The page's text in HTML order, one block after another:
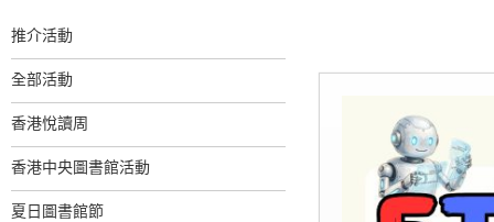
推介活動
全部活動
香港悅讀周
香港中央圖書館活動
夏日圖書館節